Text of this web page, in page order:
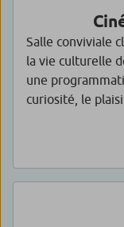
Salle conviviale
la vie culturelle
une
curiosité, le